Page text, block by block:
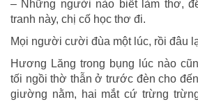
– Những người nào biết làm thơ,
tranh này, chị cố học thơ đi.
Mọi người cười đùa một lúc, rồi đâu
Hương Lăng trong bụng lúc nào
tối ngồi thờ thẫn ở trước đèn cho
giường nằm, hai mắt cứ trừng